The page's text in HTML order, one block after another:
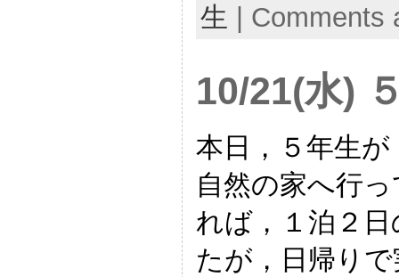
生
Comments
10/21(水)
本日，５年生
自然の家へ行
れば，１泊２
たが，日帰り